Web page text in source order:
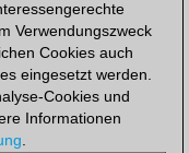
Verwendungszweck
Cookies auch
eingesetzt werden.
Cookies und
Informationen
.